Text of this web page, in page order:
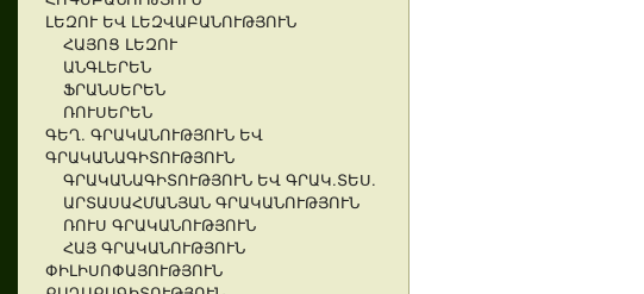
ԼԵԶՈՒ ԵՎ ԼԵԶՎԱԲԱՆՈՒԹՅՈՒՆ
ՀԱՅՈՑ ԼԵԶՈՒ
ԱՆԳԼԵՐԵՆ
ՖՐԱՆՍԵՐԵՆ
ՌՈՒՍԵՐԵՆ
ԳԵՂ. ԳՐԱԿԱՆՈՒԹՅՈՒՆ ԵՎ
ԳՐԱԿԱՆԱԳԻՏՈՒԹՅՈՒՆ
ԳՐԱԿԱՆԱԳԻՏՈՒԹՅՈՒՆ ԵՎ ԳՐԱԿ.ՏԵՍ.
ԱՐՏԱՍԱՀՄԱՆՅԱՆ ԳՐԱԿԱՆՈՒԹՅՈՒՆ
ՌՈՒՍ ԳՐԱԿԱՆՈՒԹՅՈՒՆ
ՀԱՅ ԳՐԱԿԱՆՈՒԹՅՈՒՆ
ՓԻԼԻՍՈՓԱՅՈՒԹՅՈՒՆ